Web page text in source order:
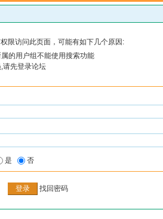
限访问此页面，可能有如下几个原因:
的用户组不能使用搜索功能
请先登录论坛
是 否
找回密码